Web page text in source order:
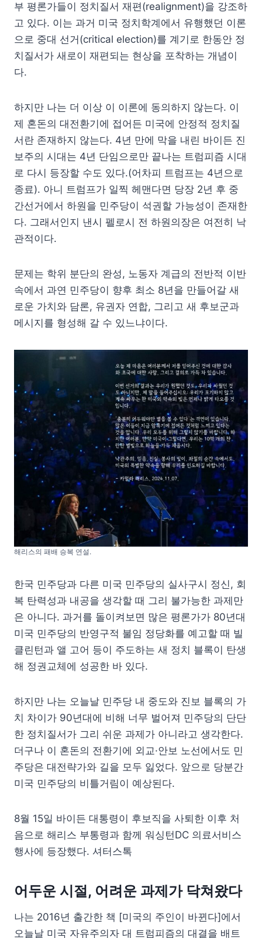
부 평론가들이 정치질서 재편(realignment)을 강조하
고 있다. 이는 과거 미국 정치학계에서 유행했던 이론
으로 중대 선거(critical election)를 계기로 한동안 정
치질서가 새로이 재편되는 현상을 포착하는 개념이
다.
하지만 나는 더 이상 이 이론에 동의하지 않는다. 이
제 혼돈의 대전환기에 접어든 미국에 안정적 정치질
서란 존재하지 않는다. 4년 만에 막을 내린 바이든 진
보주의 시대는 4년 단임으로만 끝나는 트럼피즘 시대
로 다시 등장할 수도 있다.(어차피 트럼프는 4년으로
종료). 아니 트럼프가 일찍 헤맨다면 당장 2년 후 중
간선거에서 하원을 민주당이 석권할 가능성이 존재한
다. 그래서인지 낸시 펠로시 전 하원의장은 여전히 낙
관적이다.
문제는 학위 분단의 완성, 노동자 계급의 전반적 이반
속에서 과연 민주당이 향후 최소 8년을 만들어갈 새
로운 가치와 담론, 유권자 연합, 그리고 새 후보군과
메시지를 형성해 갈 수 있느냐이다.
해리스의 패배 승복 연설.
한국 민주당과 다른 미국 민주당의 실사구시 정신, 회
복 탄력성과 내공을 생각할 때 그리 불가능한 과제만
은 아니다. 과거를 돌이켜보면 많은 평론가가 80년대
미국 민주당의 반영구적 불임 정당화를 예고할 때 빌
클린턴과 앨 고어 등이 주도하는 새 정치 블록이 탄생
해 정권교체에 성공한 바 있다.
하지만 나는 오늘날 민주당 내 중도와 진보 블록의 가
치 차이가 90년대에 비해 너무 벌어져 민주당의 단단
한 정치질서가 그리 쉬운 과제가 아니라고 생각한다.
더구나 이 혼돈의 전환기에 외교·안보 노선에서도 민
주당은 대전략가와 길을 모두 잃었다. 앞으로 당분간
미국 민주당의 비틀거림이 예상된다.
8월 15일 바이든 대통령이 후보직을 사퇴한 이후 처
음으로 해리스 부통령과 함께 워싱턴DC 의료서비스
행사에 등장했다. 셔터스톡
어두운 시절, 어려운 과제가 닥쳐왔다
나는 2016년 출간한 책 [미국의 주인이 바뀐다]에서
오늘날 미국 자유주의자 대 트럼피즘의 대결을 배트